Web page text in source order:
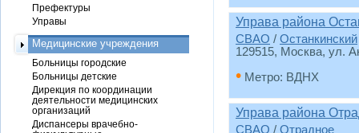
Управа района
СВАО / Останкинский
129515, Москва, ул.
• Метро: ВДНХ
Управа района
СВАО / Отрадное
Префектуры
Управы
Медицинские учреждения
Больницы городские
Больницы детские
Дирекция по координации
деятельности медицинских
организаций
Диспансеры врачебно-